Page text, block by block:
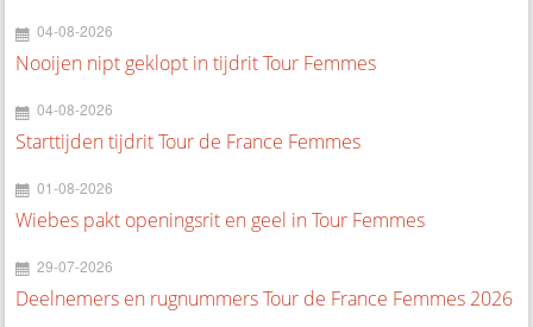
04-08-2026
Nooijen nipt geklopt in tijdrit Tour Femmes
04-08-2026
Starttijden tijdrit Tour de France Femmes
01-08-2026
Wiebes pakt openingsrit en geel in Tour Femmes
29-07-2026
Deelnemers en rugnummers Tour de France Femmes 2026